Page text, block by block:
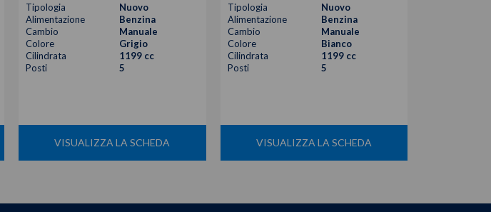
Tipologia
Nuovo
Alimentazione
Benzina
Cambio
Manuale
Colore
Grigio
Cilindrata
1199 cc
Posti
5
VISUALIZZA LA SCHEDA
Tipologia
Nuovo
Alimentazione
Benzina
Cambio
Manuale
Colore
Bianco
Cilindrata
1199 cc
Posti
5
VISUALIZZA LA SCHEDA